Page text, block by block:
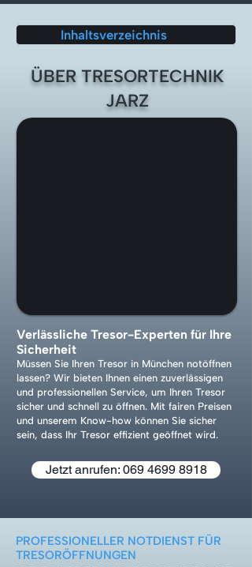
Inhaltsverzeichnis
ÜBER TRESORTECHNIK
JARZ
Verlässliche Tresor-Experten für Ihre
Sicherheit
Müssen Sie Ihren Tresor in München notöffnen
lassen? Wir bieten Ihnen einen zuverlässigen
und professionellen Service, um Ihren Tresor
sicher und schnell zu öffnen. Mit fairen Preisen
und unserem Know-how können Sie sicher
sein, dass Ihr Tresor effizient geöffnet wird.
Jetzt anrufen: 069 4699 8918
PROFESSIONELLER NOTDIENST FÜR
TRESORÖFFNUNGEN